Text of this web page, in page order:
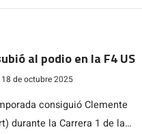
al podio en la F4 US
18 de octubre 2025
consiguió Clemente
durante la Carrera 1 de la